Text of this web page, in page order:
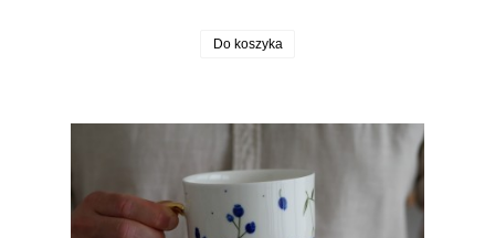
Do koszyka